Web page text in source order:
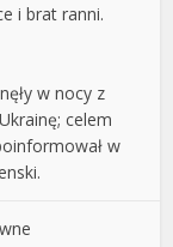
i brat ranni.
w nocy z
celem
w